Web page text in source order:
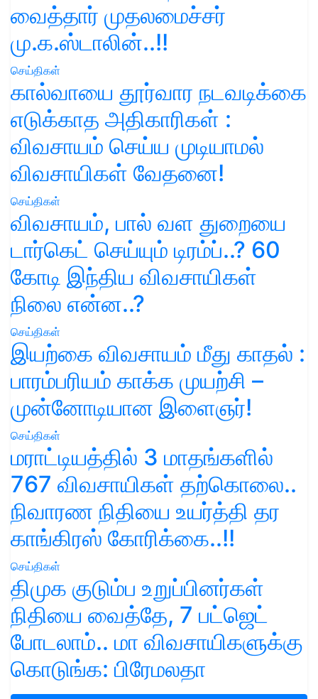
வைத்தார் முதலமைச்சர்
மு.க.ஸ்டாலின்..!!
செய்திகள்
கால்வாயை தூர்வார நடவடிக்கை
எடுக்காத அதிகாரிகள் :
விவசாயம் செய்ய முடியாமல்
விவசாயிகள் வேதனை!
செய்திகள்
விவசாயம், பால் வள துறையை
டார்கெட் செய்யும் டிரம்ப்..? 60
கோடி இந்திய விவசாயிகள்
நிலை என்ன..?
செய்திகள்
இயற்கை விவசாயம் மீது காதல் :
பாரம்பரியம் காக்க முயற்சி –
முன்னோடியான இளைஞர்!
செய்திகள்
மராட்டியத்தில் 3 மாதங்களில்
767 விவசாயிகள் தற்கொலை..
நிவாரண நிதியை உயர்த்தி தர
காங்கிரஸ் கோரிக்கை..!!
செய்திகள்
திமுக குடும்ப உறுப்பினர்கள்
நிதியை வைத்தே, 7 பட்ஜெட்
போடலாம்.. மா விவசாயிகளுக்கு
கொடுங்க: பிரேமலதா